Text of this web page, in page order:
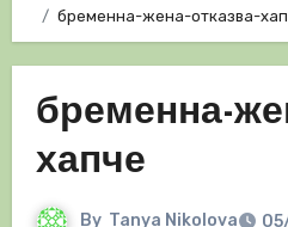
бременна-жена-отказва-
бременна-
хапче
By Tanya Nikolova